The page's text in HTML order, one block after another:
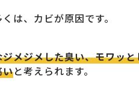
は、カビが原因です。
メジメした臭い、モワッ
いと考えられます。